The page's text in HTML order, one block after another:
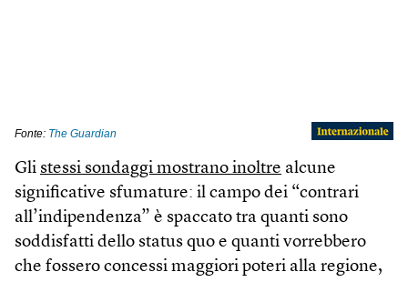
Gli stessi sondaggi mostrano inoltre alcune
significative sfumature: il campo dei “contrari
all’indipendenza” è spaccato tra quanti sono
soddisfatti dello status quo e quanti vorrebbero
che fossero concessi maggiori poteri alla regione,